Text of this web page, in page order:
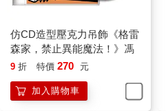
仿CD造型壓克力吊飾《格雷
森家，禁止異能魔法！》馮
9 折 特價 270 元
加入購物車